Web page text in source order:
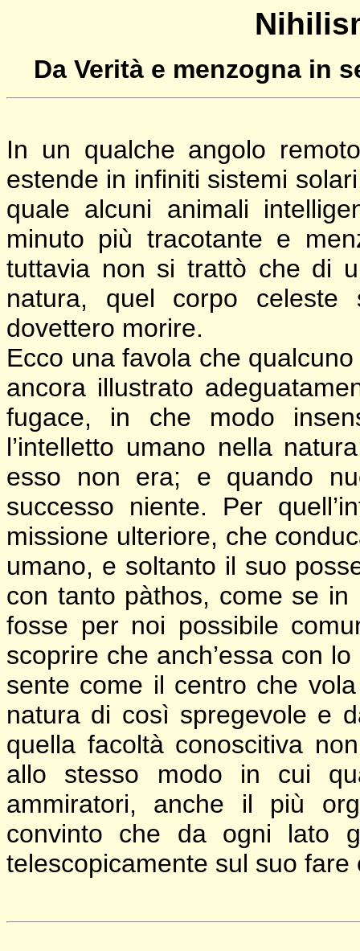
Da Verità e menzogna in
In un qualche angolo
estende in infiniti sistemi
quale alcuni animali
minuto più tracotante e
tuttavia non si trattò che di
natura, quel corpo
dovettero morire.
Ecco una favola che
ancora illustrato
fugace, in che modo
l’intelletto umano nella
esso non era; e quando
successo niente. Per
missione ulteriore, che
umano, e soltanto il suo
con tanto pàthos, come se
fosse per noi possibile
scoprire che anch’essa con
sente come il centro che
natura di così spregevole e
quella facoltà conoscitiva
allo stesso modo in cui
ammiratori, anche il più
convinto che da ogni lato
telescopicamente sul suo